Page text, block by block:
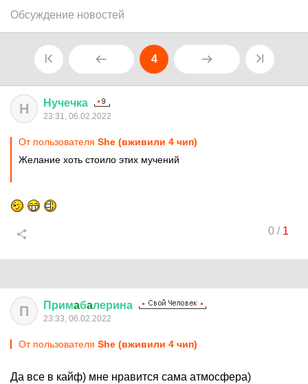
Обсуждение новостей
4
Н Нучечка
23:31, 06.02.2022
От пользователя She (вживили 4 чип)
Желание хоть стоило этих мучений
0/ 1
П Примaбaлерина
23:33, 06.02.2022
От пользователя She (вживили 4 чип)
Да все в кайф) мне нравится сама атмосфера)